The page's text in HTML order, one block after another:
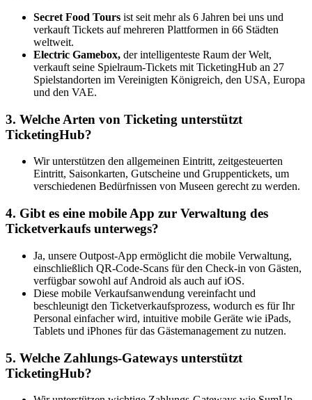
Secret Food Tours ist seit mehr als 6 Jahren bei uns und
verkauft Tickets auf mehreren Plattformen in 66 Städten
weltweit.
Electric Gamebox, der intelligenteste Raum der Welt,
verkauft seine Spielraum-Tickets mit TicketingHub an 27
Spielstandorten im Vereinigten Königreich, den USA, Europa
und den VAE.
3. Welche Arten von Ticketing unterstützt
TicketingHub?
Wir unterstützen den allgemeinen Eintritt, zeitgesteuerten
Eintritt, Saisonkarten, Gutscheine und Gruppentickets, um
verschiedenen Bedürfnissen von Museen gerecht zu werden.
4. Gibt es eine mobile App zur Verwaltung des
Ticketverkaufs unterwegs?
Ja, unsere Outpost-App ermöglicht die mobile Verwaltung,
einschließlich QR-Code-Scans für den Check-in von Gästen,
verfügbar sowohl auf Android als auch auf iOS.
Diese mobile Verkaufsanwendung vereinfacht und
beschleunigt den Ticketverkaufsprozess, wodurch es für Ihr
Personal einfacher wird, intuitive mobile Geräte wie iPads,
Tablets und iPhones für das Gästemanagement zu nutzen.
5. Welche Zahlungs-Gateways unterstützt
TicketingHub?